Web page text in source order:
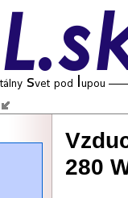
280